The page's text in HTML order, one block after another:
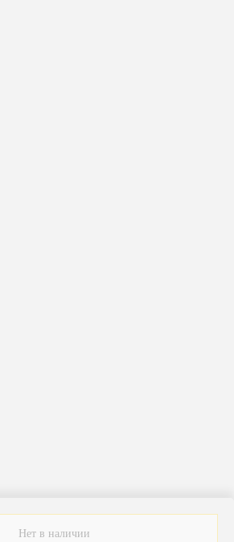
Нет в наличии